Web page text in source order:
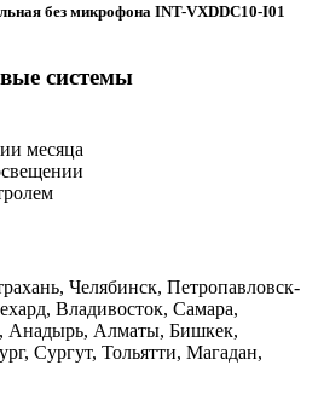
без микрофона INT-VXDDC10-I01
системы
месяца
Челябинск, Петропавловск-
Владивосток, Самара,
Анадырь, Алматы, Бишкек,
Сургут, Тольятти, Магадан,